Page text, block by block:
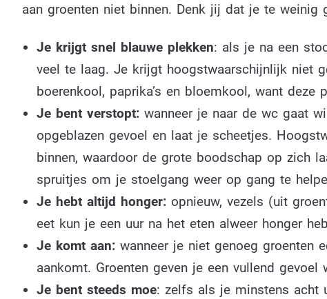
aan groenten niet binnen. Denk jij dat je te weinig
Je krijgt snel blauwe plekken: als je na een
veel te laag. Je krijgt hoogstwaarschijnlijk niet
boerenkool, paprika’s en bloemkool, want
Je bent verstopt:wanneer je naar de wc gaat
opgeblazen gevoel en laat je scheetjes.
binnen, waardoor de grote boodschap op zich
spruitjes om je stoelgang weer op gang te
Je hebt altijd honger:opnieuw, vezels (uit
eet kun je een uur na het eten alweer honger
Je komt aan:wanneer je niet genoeg groenten
aankomt. Groenten geven je een vullend
Je bent steeds moe: zelfs als je minstens acht